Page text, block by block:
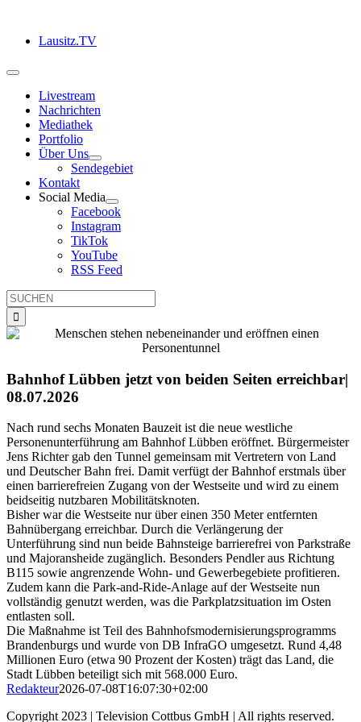
springenLausitz.TV
Toggle
NavigationLivestream
Nachrichten
Mediathek
Portfolio
Über Uns
Sendegebiet
Kontakt
Social Media
Facebook
Instagram
TikTok
YouTube
RSS Feed
Suche
nach:
Bahnhof Lübben jetzt von beiden Seiten erreichbar|
08.07.2026
Nach rund sechs Monaten Bauzeit ist die neue westliche
Personenunterführung am Bahnhof Lübben eröffnet. Bürgermeister
Jens Richter gab den Tunnel gemeinsam mit Vertretern von Land
und Deutscher Bahn frei. Damit verfügt der Bahnhof erstmals über
einen barrierefreien Zugang von der Westseite und wird zu einem
beidseitig nutzbaren Mobilitätsknoten.
Bisher war die Westseite nur über einen 350 Meter entfernten
Bahnübergang erreichbar. Durch die Verlängerung der
Unterführung sind nun beide Bahnsteige barrierefrei von Parkstraße
und Majoransheide zugänglich. Besonders Pendler aus Richtung
B115 sowie angrenzende Wohn- und Gewerbegebiete profitieren.
Zudem kann die Park-and-Ride-Anlage auf der Westseite nun
vollständig genutzt werden, was die Parkplatzsituation im Osten
entlasten soll.
Die Maßnahme ist Teil des Bahnhofsmodernisierungsprogramms
Brandenburgs und wurde von DB InfraGO umgesetzt. Rund 4,48
Millionen Euro (etwa 90 Prozent der Kosten) trägt das Land, die
Stadt Lübben beteiligt sich mit 568.000 Euro.
Redakteur2026-07-08T16:07:30+02:00
Copyright 2023 | Television Cottbus GmbH | All rights reserved.